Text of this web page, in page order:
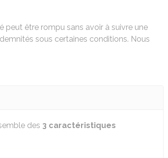
peut être rompu sans avoir à suivre une
sous certaines conditions. Nous
des 3 caractéristiques